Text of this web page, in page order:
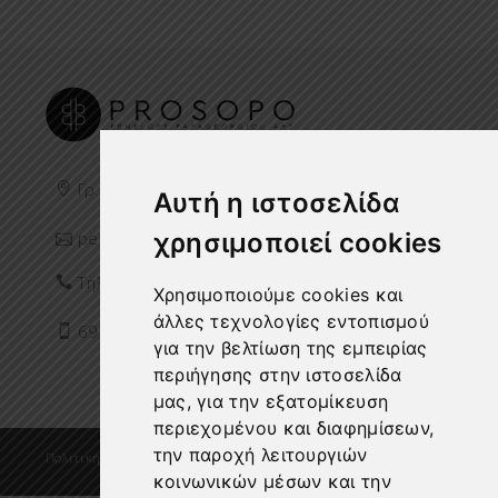
Αυτή η ιστοσελίδα
χρησιμοποιεί cookies
Χρησιμοποιούμε cookies και
άλλες τεχνολογίες εντοπισμού
για την βελτίωση της εμπειρίας
περιήγησης στην ιστοσελίδα
μας, για την εξατομίκευση
περιεχομένου και διαφημίσεων,
την παροχή λειτουργιών
κοινωνικών μέσων και την
Γρ. Λαμπράκη 59 Χαλάνδρι 15238
penelope@p-prosopo.gr
Τηλ:
211 406 7433
698 7815 367
Πολιτική Απορρήτου·Τρόποι Πληρωμής·Επιστροφές
·ΓΕΜΗ: 145613503000